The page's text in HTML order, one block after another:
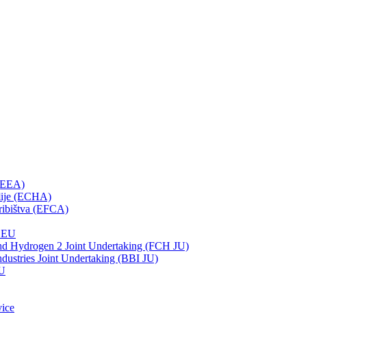
(ECHA)
(EFCA)
EU
Hydrogen 2 Joint Undertaking (FCH JU)
Joint Undertaking (BBI JU)